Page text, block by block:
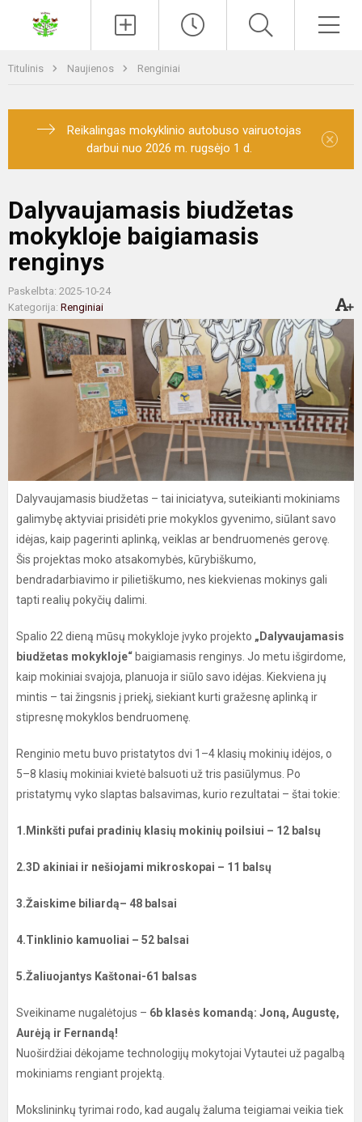
Titulinis Naujienos Renginiai
Reikalingas mokyklinio autobuso vairuotojas
darbui nuo 2026 m. rugsėjo 1 d.
×
Dalyvaujamasis biudžetas
mokykloje baigiamasis
renginys
Paskelbta: 2025-10-24
Kategorija: Renginiai
Dalyvaujamasis biudžetas – tai iniciatyva, suteikianti mokiniams
galimybę aktyviai prisidėti prie mokyklos gyvenimo, siūlant savo
idėjas, kaip pagerinti aplinką, veiklas ar bendruomenės gerovę.
Šis projektas moko atsakomybės, kūrybiškumo,
bendradarbiavimo ir pilietiškumo, nes kiekvienas mokinys gali
tapti realių pokyčių dalimi.
Spalio 22 dieną mūsų mokykloje įvyko projekto „Dalyvaujamasis
biudžetas mokykloje“ baigiamasis renginys. Jo metu išgirdome,
kaip mokiniai svajoja, planuoja ir siūlo savo idėjas. Kiekviena jų
mintis – tai žingsnis į priekį, siekiant kurti gražesnę aplinką ir
stipresnę mokyklos bendruomenę.
Renginio metu buvo pristatytos dvi 1–4 klasių mokinių idėjos, o
5–8 klasių mokiniai kvietė balsuoti už tris pasiūlymus. Po
pristatymų vyko slaptas balsavimas, kurio rezultatai – štai tokie:
1.Minkšti pufai pradinių klasių mokinių poilsiui – 12 balsų
2.3D akiniai ir nešiojami mikroskopai – 11 balsų
3.Žaiskime biliardą– 48 balsai
4.Tinklinio kamuoliai – 52 balsai
5.Žaliuojantys Kaštonai-61 balsas
Sveikiname nugalėtojus – 6b klasės komandą: Joną, Augustę,
Aurėją ir Fernandą!
Nuoširdžiai dėkojame technologijų mokytojai Vytautei už pagalbą
mokiniams rengiant projektą.
Mokslininkų tyrimai rodo, kad augalų žaluma teigiamai veikia tiek